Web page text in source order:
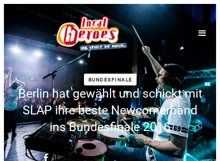
BUNDESFINALE
Berlin hat gewählt und schickt mit
SLAP ihre beste Newcomerband
ins Bundesfinale 2016